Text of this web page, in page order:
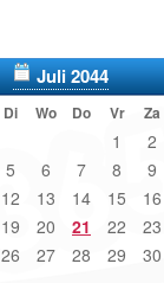
Juli 2044
Di Wo Do Vr Za
1 2
5 6 7 8 9
12 13 14 15 16
19 20 21 22 23
26 27 28 29 30